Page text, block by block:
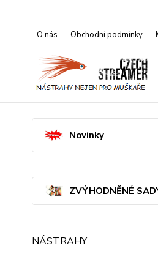
O nás Obchodní podmínky
Novinky
ZVÝHODNĚNÉ
NÁSTRAHY